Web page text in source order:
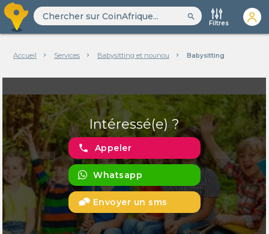
search
Filtres
Accueil Services Babysitting et nounou Babysitting
Intéressé(e) ?
phone Appeler
Whatsapp
Envoyer un sms